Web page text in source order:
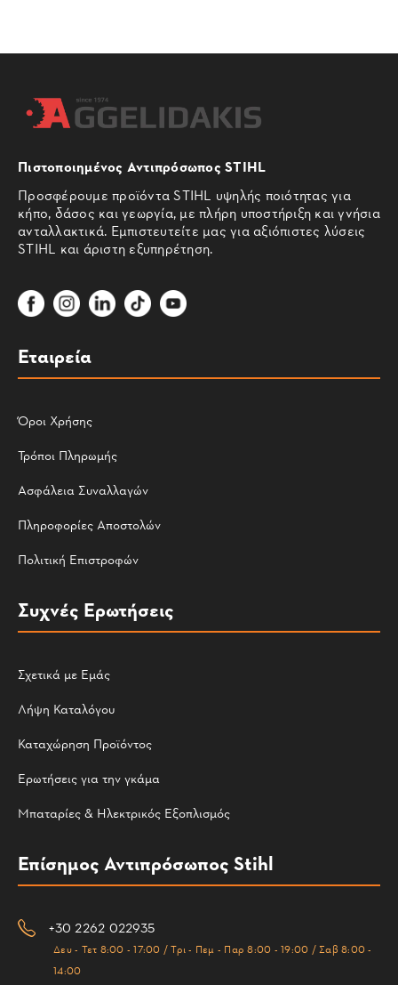
Πιστοποιημένος Αντιπρόσωπος STIHL
Προσφέρουμε προϊόντα STIHL υψηλής ποιότητας για
κήπο, δάσος και γεωργία, με πλήρη υποστήριξη και γνήσια
ανταλλακτικά. Εμπιστευτείτε μας για αξιόπιστες λύσεις
STIHL και άριστη εξυπηρέτηση.
Εταιρεία
Όροι Χρήσης
Τρόποι Πληρωμής
Ασφάλεια Συναλλαγών
Πληροφορίες Αποστολών
Πολιτική Επιστροφών
Συχνές Ερωτήσεις
Σχετικά με Εμάς
Λήψη Καταλόγου
Καταχώρηση Προϊόντος
Ερωτήσεις για την γκάμα
Μπαταρίες & Ηλεκτρικός Εξοπλισμός
Επίσημος Αντιπρόσωπος Stihl
+30 2262 022935
Δευ - Τετ 8:00 - 17:00 / Τρι - Πεμ - Παρ 8:00 - 19:00 / Σαβ 8:00 -
14:00